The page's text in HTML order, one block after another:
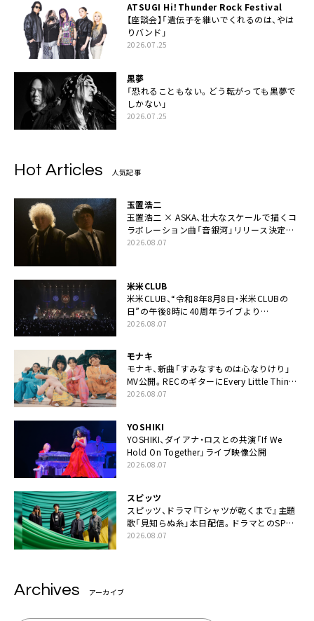
ATSUGI Hi！Thunder Rock Festival
【座談会】「遺伝子を継いでくれるのは、やは
りバンド」
2026.07.25
黒夢
「恐れることもない。どう転がっても黒夢で
しかない」
2026.07.25
Hot Articles 人気記事
玉置浩二
玉置浩二 × ASKA、壮大なスケールで描くコ
ラボレーション曲「音銀河」リリース決定。
カップリングには新曲「命の宿り」収録も
2026.08.07
米米CLUB
米米CLUB、“令和8年8月8日・米米CLUBの
日”の午後8時に40周年ライブより
「FANtachy medley」を88年限定公開
2026.08.07
モナキ
モナキ、新曲「すみなすものは心なりけり」
MV公開。RECのギターにEvery Little Thing・
伊藤一朗参加も
2026.08.07
YOSHIKI
YOSHIKI、ダイアナ・ロスとの共演「If We
Hold On Together」ライブ映像公開
2026.08.07
スピッツ
スピッツ、ドラマ『Tシャツが乾くまで』主題
歌「見知らぬ糸」本日配信。ドラマとのSPコ
ラボムービー公開も
2026.08.07
Archives アーカイブ